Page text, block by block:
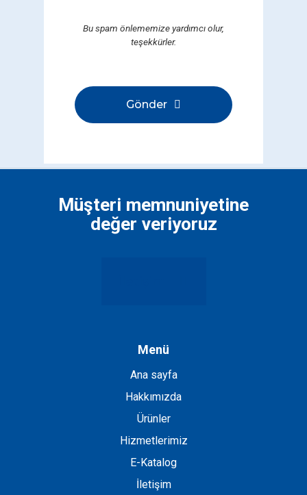
Bu spam önlememize yardımcı olur,
teşekkürler.
Gönder
boş
Müşteri memnuniyetine
değer veriyoruz
Menü
Ana sayfa
Hakkımızda
Ürünler
Hizmetlerimiz
E-Katalog
İletişim